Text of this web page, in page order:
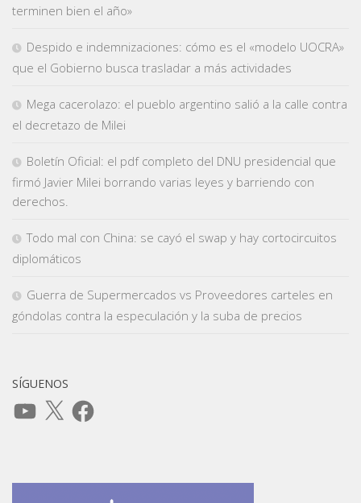
terminen bien el año»
Despido e indemnizaciones: cómo es el «modelo UOCRA»
que el Gobierno busca trasladar a más actividades
Mega cacerolazo: el pueblo argentino salió a la calle contra
el decretazo de Milei
Boletín Oficial: el pdf completo del DNU presidencial que
firmó Javier Milei borrando varias leyes y barriendo con
derechos.
Todo mal con China: se cayó el swap y hay cortocircuitos
diplomáticos
Guerra de Supermercados vs Proveedores carteles en
góndolas contra la especulación y la suba de precios
SÍGUENOS
YouTube
X Facebook